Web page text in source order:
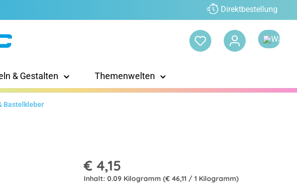
Direktbestellung
& Gestalten Themenwelten
Bastelkleber
€ 4,15
Inhalt: 0.09 Kilogramm (€ 46,11 / 1 Kilogramm)